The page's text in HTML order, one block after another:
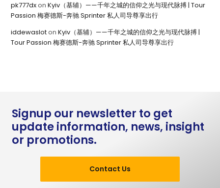
pk777dxonKyiv（基辅）——千年之城的信仰之光与现代脉搏 | Tour
Passion 梅赛德斯-奔驰 Sprinter 私人司导尊享出行
iddewaslotonKyiv（基辅）——千年之城的信仰之光与现代脉搏 |
Tour Passion 梅赛德斯-奔驰 Sprinter 私人司导尊享出行
Signup our newsletter to get
update information, news, insight
or promotions.
Contact Us